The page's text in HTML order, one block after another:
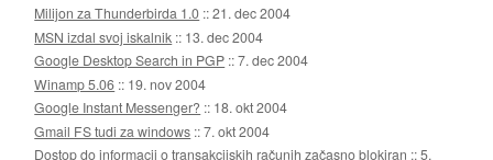
Milijon za Thunderbirda 1.0 ::21. dec 2004
MSN izdal svoj iskalnik :: 13. dec 2004
Google Desktop Search in PGP ::7. dec 2004
Winamp 5.06 :: 19. nov 2004
Google Instant Messenger? :: 18. okt 2004
Gmail FS tudi za windows ::7. okt 2004
Dostop do informacij o transakcijskih računih začasno blokiran ::5.